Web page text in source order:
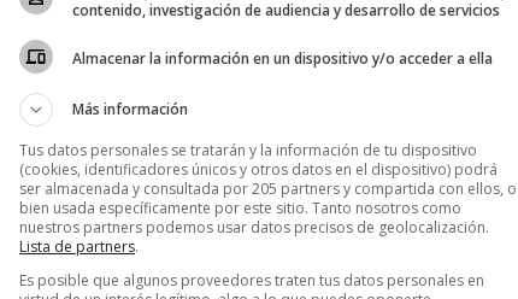
millones de euros, lo que estamos acostumbrados a
sitio web bautizado como
le entran ganas de coger las antorchas. ¿Ejemplos?
en el rescate bancario se
como la T4 de Madrid
contenido, investigación de audiencia y desarrollo de servicios
Almacenar la información en un dispositivo y/o acceder a ella
Más información
Tus datos personales se tratarán y la información de tu dispositivo
(cookies, identificadores únicos y otros datos en el dispositivo) podrá
ser almacenada y consultada por 205 partners y compartida con ellos, o
bien usada específicamente por este sitio. Tanto nosotros como
nuestros partners podemos usar datos precisos de geolocalización.
Lista de partners.
Es posible que algunos proveedores traten tus datos personales en